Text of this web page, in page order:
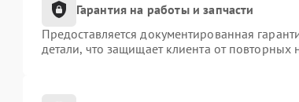
Гарантия на работы и запчасти
Предоставляется документированная
детали, что защищает клиента от повторных